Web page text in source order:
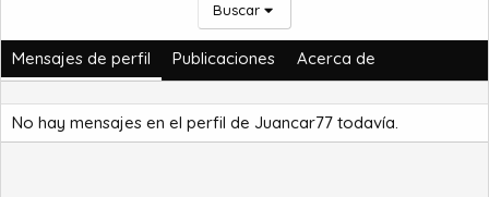
Buscar
Mensajes de perfil Publicaciones Acerca de
No hay mensajes en el perfil de Juancar77 todavía.